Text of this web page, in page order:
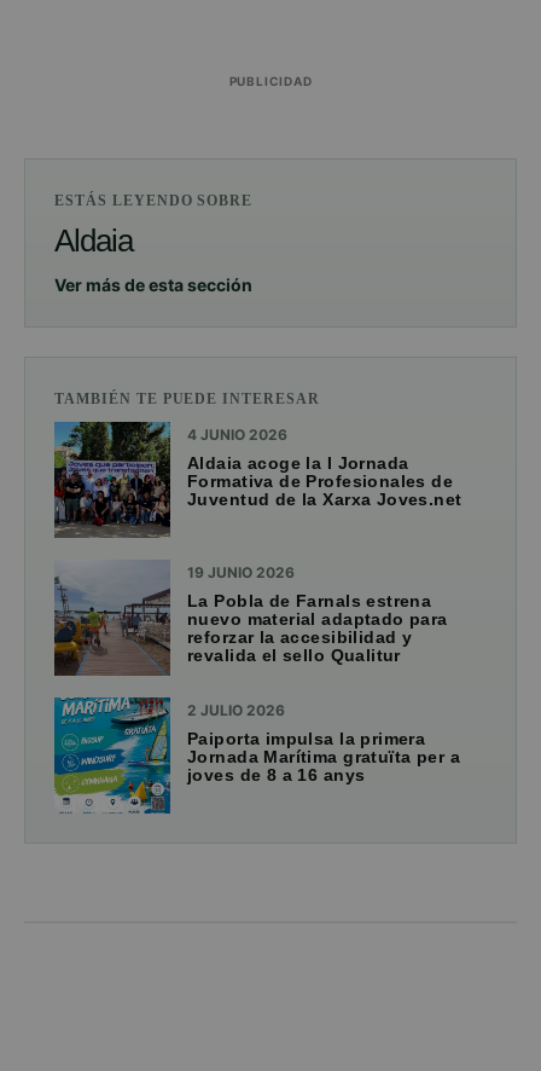
PUBLICIDAD
ESTÁS LEYENDO SOBRE
Aldaia
Ver más de esta sección
TAMBIÉN TE PUEDE INTERESAR
4 JUNIO 2026
Aldaia acoge la I Jornada
Formativa de Profesionales de
Juventud de la Xarxa Joves.net
19 JUNIO 2026
La Pobla de Farnals estrena
nuevo material adaptado para
reforzar la accesibilidad y
revalida el sello Qualitur
2 JULIO 2026
Paiporta impulsa la primera
Jornada Marítima gratuïta per a
joves de 8 a 16 anys